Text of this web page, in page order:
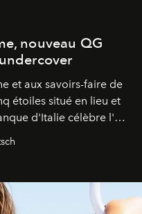
nouveau QG
et aux savoirs-faire de
étoiles situé en lieu et
d'Italie célèbre l'art
élégance intemporelle.